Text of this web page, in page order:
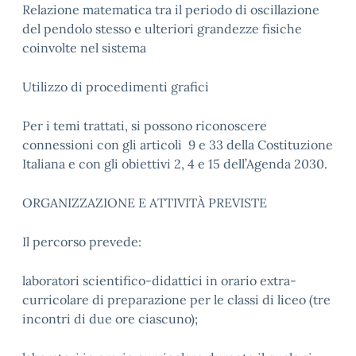
Relazione matematica tra il periodo di oscillazione
del pendolo stesso e ulteriori grandezze fisiche
coinvolte nel sistema
Utilizzo di procedimenti grafici
Per i temi trattati, si possono riconoscere
connessioni con gli articoli 9 e 33 della Costituzione
Italiana e con gli obiettivi 2, 4 e 15 dell’Agenda 2030.
ORGANIZZAZIONE E ATTIVITÀ PREVISTE
Il percorso prevede:
laboratori scientifico-didattici in orario extra-
curricolare di preparazione per le classi di liceo (tre
incontri di due ore ciascuno);